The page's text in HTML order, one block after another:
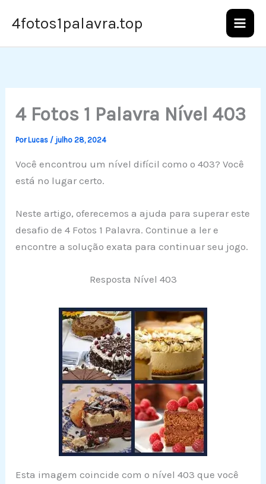
para4fotos1palavra.top
4 Fotos 1 Palavra Nível 403
PorLucas / julho 28, 2024
Você encontrou um nível difícil como o 403? Você
está no lugar certo.
Neste artigo, oferecemos a ajuda para superar este
desafio de 4 Fotos 1 Palavra. Continue a ler e
encontre a solução exata para continuar seu jogo.
Resposta Nível 403
Esta imagem coincide com o nível 403 que você